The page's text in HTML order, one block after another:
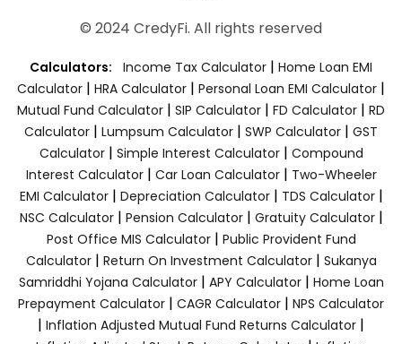
© 2024 CredyFi. All rights reserved
Calculators: Income Tax Calculator | Home Loan EMI
Calculator | HRA Calculator | Personal Loan EMI Calculator |
Mutual Fund Calculator | SIP Calculator | FD Calculator | RD
Calculator | Lumpsum Calculator | SWP Calculator | GST
Calculator| Simple Interest Calculator| Compound
Interest Calculator| Car Loan Calculator| Two-Wheeler
EMI Calculator| Depreciation Calculator| TDS Calculator|
NSC Calculator| Pension Calculator| Gratuity Calculator|
Post Office MIS Calculator| Public Provident Fund
Calculator| Return On Investment Calculator| Sukanya
Samriddhi Yojana Calculator| APY Calculator| Home Loan
Prepayment Calculator | CAGR Calculator | NPS Calculator
| Inflation Adjusted Mutual Fund Returns Calculator |